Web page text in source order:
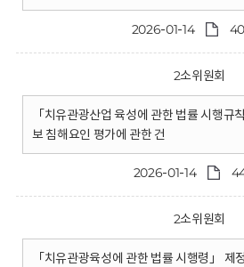
2026-01-14
2소위원회
「치유관광산업 육성에 관한 법률 시행규
보 침해요인 평가에 관한 건
2026-01-14
2소위원회
「치유관광육성에 관한 법률 시행령」 제